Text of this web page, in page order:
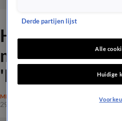
Henk ten Cate
mishandeling
'Ik was daar,
MISDAAD
29 juni 2026, 09:15
Derde partijen lijst
Alle
Huidige